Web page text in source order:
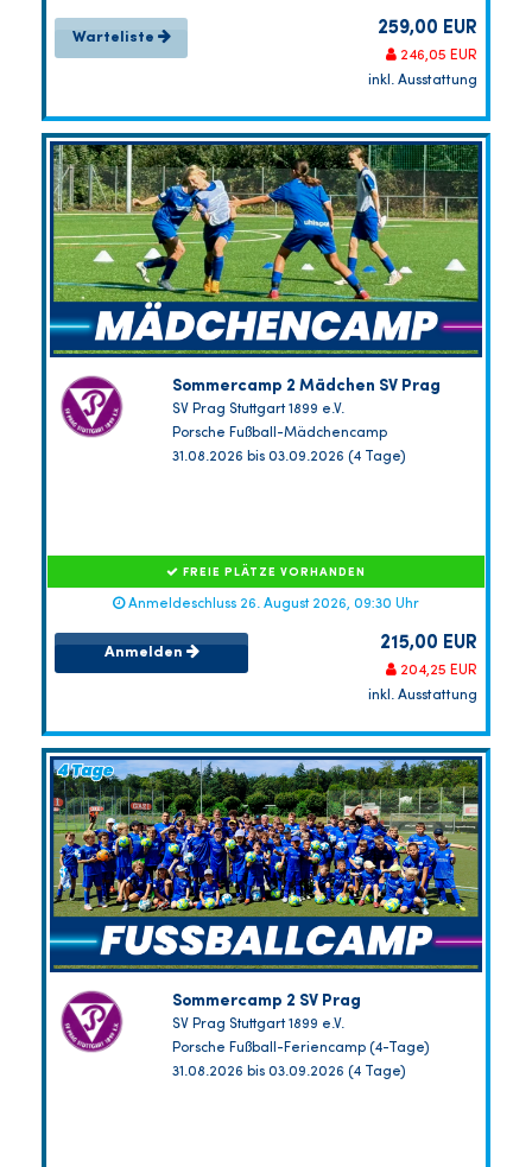
Warteliste 259,00 EUR
246,05 EUR
inkl. Ausstattung
Sommercamp 2 Mädchen SV Prag
SV Prag Stuttgart 1899 e.V.
Porsche Fußball-Mädchencamp
31.08.2026 bis 03.09.2026 (4 Tage)
FREIE PLÄTZE VORHANDEN
Anmeldeschluss 26. August 2026, 09:30 Uhr
Anmelden 215,00 EUR
204,25 EUR
inkl. Ausstattung
Sommercamp 2 SV Prag
SV Prag Stuttgart 1899 e.V.
Porsche Fußball-Feriencamp (4-Tage)
31.08.2026 bis 03.09.2026 (4 Tage)